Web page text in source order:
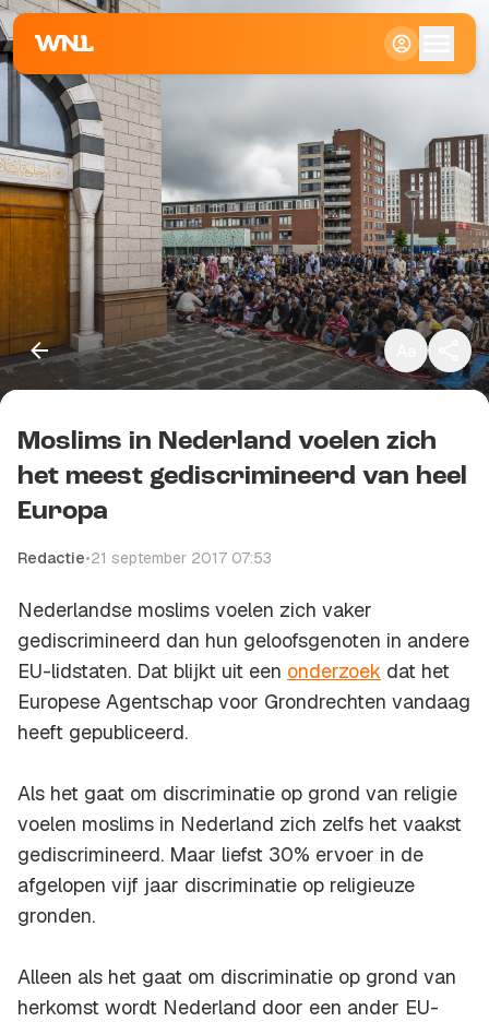
Klein
Standaard
Groot
Kopieer link
Moslims in Nederland voelen zich
het meest gediscrimineerd van heel
Europa
Redactie•21 september 2017 07:53
Nederlandse moslims voelen zich vaker
gediscrimineerd dan hun geloofsgenoten in andere
EU-lidstaten. Dat blijkt uit een onderzoek dat het
Europese Agentschap voor Grondrechten vandaag
heeft gepubliceerd.
Als het gaat om discriminatie op grond van religie
voelen moslims in Nederland zich zelfs het vaakst
gediscrimineerd. Maar liefst 30% ervoer in de
afgelopen vijf jaar discriminatie op religieuze
gronden.
Alleen als het gaat om discriminatie op grond van
herkomst wordt Nederland door een ander EU-